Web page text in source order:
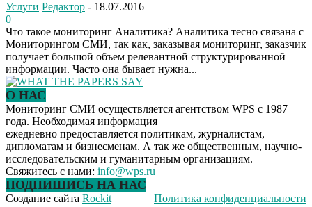
Услуги Редактор - 18.07.2016
0
Что такое мониторинг Аналитика? Аналитика тесно связана с
Мониторингом СМИ, так как, заказывая мониторинг, заказчик
получает большой объем релевантной структурированной
информации. Часто она бывает нужна...
О НАС
Мониторинг СМИ осуществляется агентством WPS с 1987
года. Необходимая информация
ежедневно предоставляется политикам, журналистам,
дипломатам и бизнесменам. А так же общественным, научно-
исследовательским и гуманитарным организациям.
Свяжитесь с нами: info@wps.ru
ПОДПИШИСЬ НА НАС
Создание сайта Rockit Политика конфиденциальности